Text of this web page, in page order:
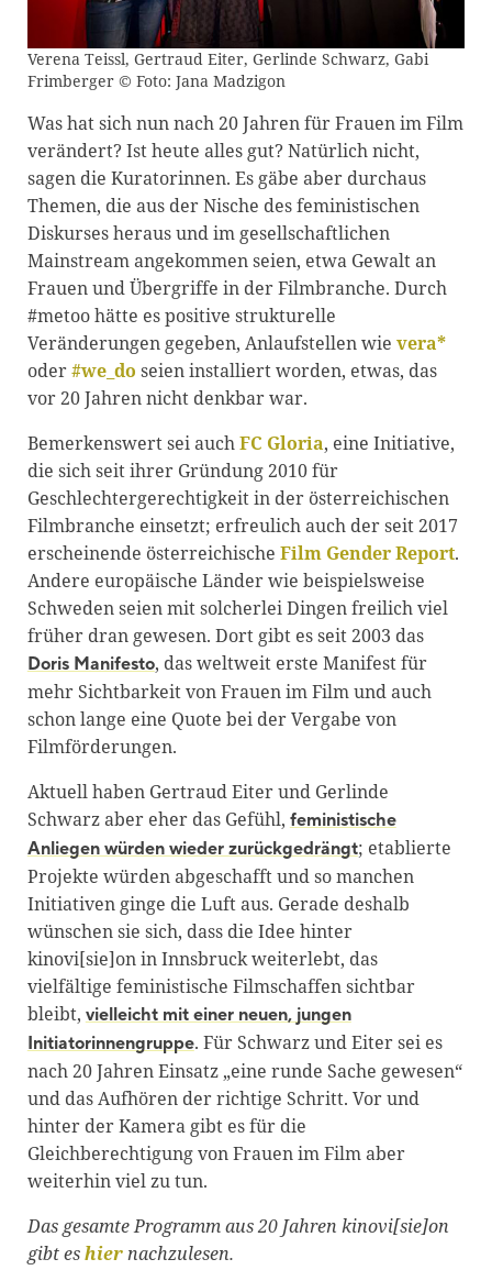
Verena Teissl, Gertraud Eiter, Gerlinde Schwarz, Gabi
Frimberger © Foto: Jana Madzigon
Was hat sich nun nach 20 Jahren für Frauen im Film
verändert? Ist heute alles gut? Natürlich nicht,
sagen die Kuratorinnen. Es gäbe aber durchaus
Themen, die aus der Nische des feministischen
Diskurses heraus und im gesellschaftlichen
Mainstream angekommen seien, etwa Gewalt an
Frauen und Übergriffe in der Filmbranche. Durch
#metoo hätte es positive strukturelle
Veränderungen gegeben, Anlaufstellen wie vera*
oder#we_do seien installiert worden, etwas, das
vor 20 Jahren nicht denkbar war.
Bemerkenswert sei auchFC Gloria, eine Initiative,
die sich seit ihrer Gründung 2010 für
Geschlechtergerechtigkeit in der österreichischen
Filmbranche einsetzt; erfreulich auch der seit 2017
erscheinende österreichische Film Gender Report.
Andere europäische Länder wie beispielsweise
Schweden seien mit solcherlei Dingen freilich viel
früher dran gewesen. Dort gibt es seit 2003 das
Doris Manifesto, das weltweit erste Manifest für
mehr Sichtbarkeit von Frauen im Film und auch
schon lange eine Quote bei der Vergabe von
Filmförderungen.
Aktuell haben Gertraud Eiter und Gerlinde
Schwarz aber eher das Gefühl, feministische
Anliegen würden wieder zurückgedrängt; etablierte
Projekte würden abgeschafft und so manchen
Initiativen ginge die Luft aus. Gerade deshalb
wünschen sie sich, dass die Idee hinter
kinovi[sie]on in Innsbruck weiterlebt, das
vielfältige feministische Filmschaffen sichtbar
bleibt, vielleicht mit einer neuen, jungen
Initiatorinnengruppe. Für Schwarz und Eiter sei es
nach 20 Jahren Einsatz „eine runde Sache gewesen“
und das Aufhören der richtige Schritt. Vor und
hinter der Kamera gibt es für die
Gleichberechtigung von Frauen im Film aber
weiterhin viel zu tun.
Das gesamte Programm aus 20 Jahren kinovi[sie]on
gibt eshiernachzulesen.